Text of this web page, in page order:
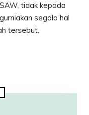
tidak kepada
segala hal
tersebut.